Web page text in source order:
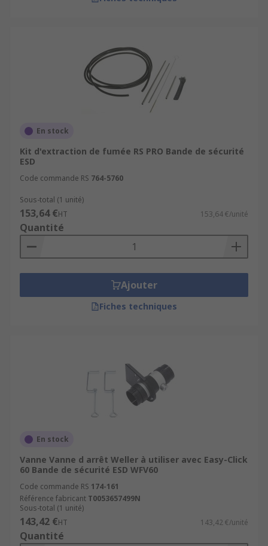
En stock
Kit d'extraction de fumée RS PRO Bande de sécurité
ESD
Code commande RS 764-5760
Sous-total (1 unité)
153,64 €HT 153,64 €/unité
Quantité
Ajouter
Fiches techniques
En stock
Vanne Vanne d arrêt Weller à utiliser avec Easy-Click
60 Bande de sécurité ESD WFV60
Code commande RS 174-161
Référence fabricant T0053657499N
Sous-total (1 unité)
143,42 €HT 143,42 €/unité
Quantité